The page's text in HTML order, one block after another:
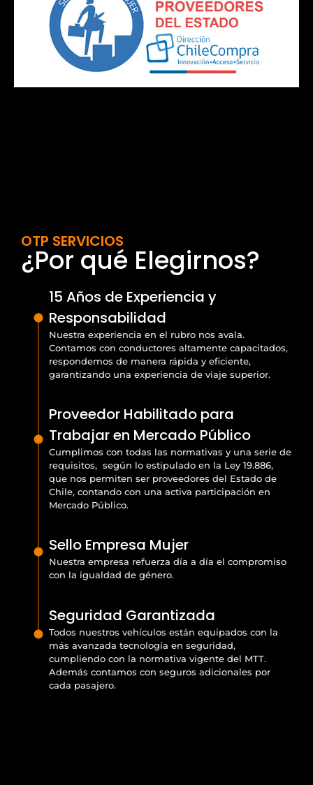
OTP SERVICIOS
¿Por qué Elegirnos?
15 Años de Experiencia y
Responsabilidad
Nuestra experiencia en el rubro nos avala.
Contamos con conductores altamente capacitados,
respondemos de manera rápida y eficiente,
garantizando una experiencia de viaje superior.
Proveedor Habilitado para
Trabajar en Mercado Público
Cumplimos con todas las normativas y una serie de
requisitos, según lo estipulado en la Ley 19.886,
que nos permiten ser proveedores del Estado de
Chile, contando con una activa participación en
Mercado Público.
Sello Empresa Mujer
Nuestra empresa refuerza día a día el compromiso
con la igualdad de género.
Seguridad Garantizada
Todos nuestros vehículos están equipados con la
más avanzada tecnología en seguridad,
cumpliendo con la normativa vigente del MTT.
Además contamos con seguros adicionales por
cada pasajero.